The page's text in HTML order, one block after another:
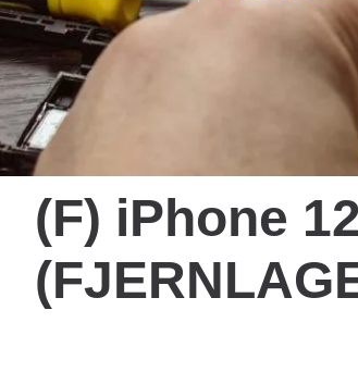
(F) iPhone